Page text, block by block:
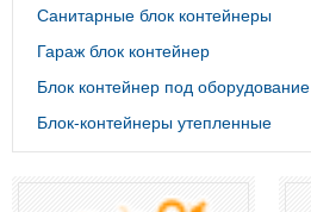
Санитарные блок контейнеры
Гараж блок контейнер
Блок контейнер под оборудование
Блок-контейнеры утепленные